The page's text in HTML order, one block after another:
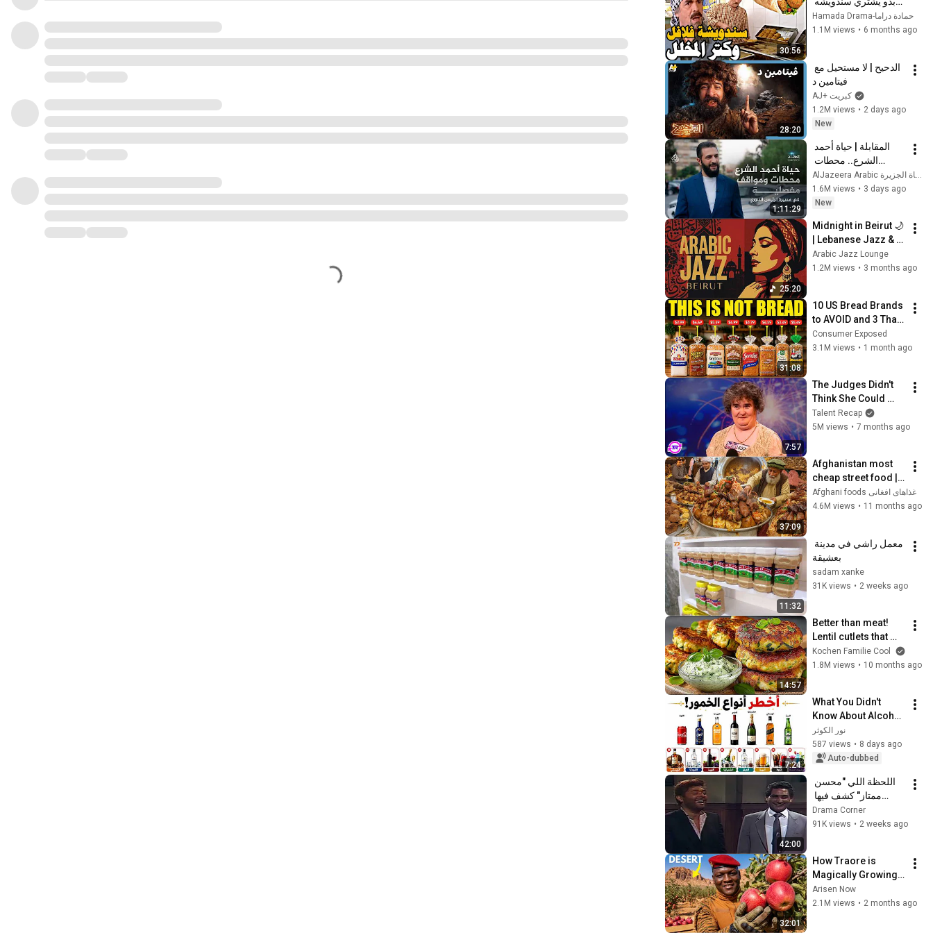
30:56
وقعد يتشرط على
صاحب المحل اشكال
حمادة دراما-Hamada Drama
1.1M views • 6 months ago
28:20
فيتامين د
AJ+ كبريت
1.2M views • 2 days ago
New
1:11:29
ومواقف مفصلية في
مسيرة الرئيس السوري
AlJazeera Arabic قناة الجزيرة
1.6M views • 3 days ago
New
25:20
Midnight in Beirut 🌙
| Lebanese Jazz &
Oud Melodies for
Relaxation & Deep
Arabic Jazz Lounge
1.2M views • 3 months ago
31:08
10 US Bread Brands
to AVOID and 3 That
Are Actually Safe
Consumer Exposed
3.1M views • 1 month ago
7:57
The Judges Didn't
Think She Could
Sing... But Then She
Opened Her Mouth!
Talent Recap
5M views • 7 months ago
37:09
Afghanistan most
cheap street food |
Kabuli pulao |
biryani | Roasted
Afghani foods غذاهای افغانی
4.6M views • 11 months ago
11:32
بعشيقة
sadam xanke
31K views • 2 weeks ago
14:57
Better than meat!
Lentil cutlets that my
90-year-old aunt
eats daily for strong
Kochen Familie Cool
1.8M views • 10 months ago
7:24
What You Didn't
Know About Alcohol
in Islam | Is Cola
Halal? The Truth
About Whiskey,
نور الكوثر
587 views • 8 days ago
Auto-dubbed
42:00
حقيقة رأفت الهجان🔥
💥 ذكاء عبقري في
Drama Corner
91K views • 2 weeks ago
32:01
How Traore is
Magically Growing
Real Apples in
Desert?
Arisen Now
2.1M views • 2 months ago